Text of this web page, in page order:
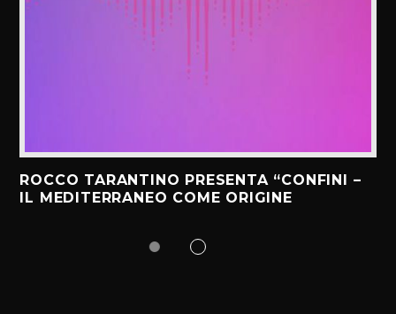
ROCCO TARANTINO PRESENTA “CONFINI –
IL MEDITERRANEO COME ORIGINE